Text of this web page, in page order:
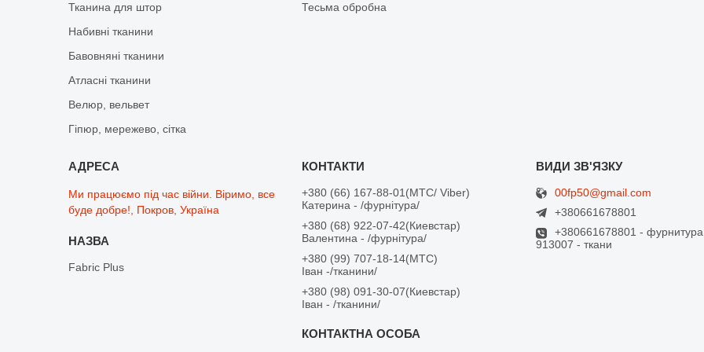
Тканина для штор
Набивні тканини
Бавовняні тканини
Атласні тканини
Велюр, вельвет
Гіпюр, мережево, сітка
Тесьма обробна
Ми працюємо під час війни. Віримо, все
буде добре!, Покров, Україна
Fabric Plus
+380 (66) 167-88-01 МТС/ Viber
Катерина - /фурнітура/
+380 (68) 922-07-42 Киевстар
Валентина - /фурнітура/
+380 (99) 707-18-14 МТС
Іван -/тканини/
+380 (98) 091-30-07 Киевстар
Іван - /тканини/
00fp50@gmail.com
+380661678801
+380661678801 -
913007 - ткани